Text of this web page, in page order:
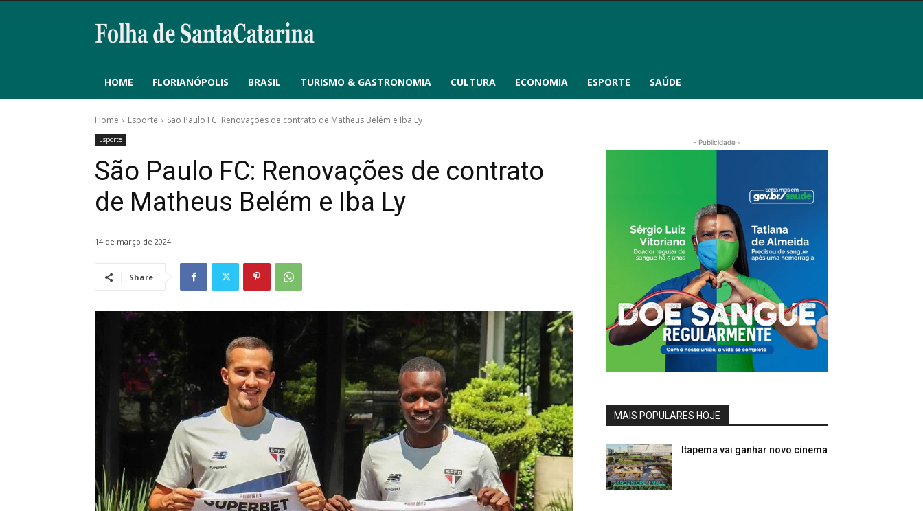
HOME FLORIANÓPOLIS BRASIL TURISMO & GASTRONOMIA CULTURA ECONOMIA ESPORTE SAÚDE
Home Esporte São Paulo FC: Renovações de contrato de Matheus Belém e Iba Ly
Esporte
São Paulo FC: Renovações de contrato
de Matheus Belém e Iba Ly
14 de março de 2024
Share
- Publicidade -
MAIS POPULARES HOJE
Itapema vai ganhar novo cinema